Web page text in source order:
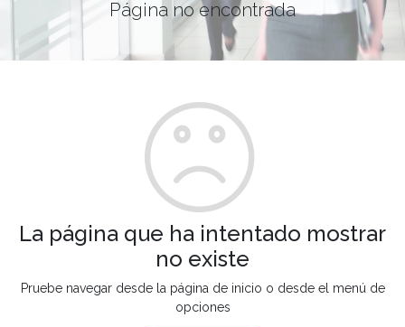
Página no encontrada
La página que ha intentado mostrar
no existe
Pruebe navegar desde la página de inicio o desde el menú de
opciones